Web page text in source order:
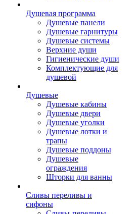
Душевая программа
Душевые панели
Душевые гарнитуры
Душевые системы
Верхние души
Гигиенические души
Комплектующие для
душевой
Душевые
Душевые кабины
Душевые двери
Душевые уголки
Душевые лотки и
трапы
Душевые поддоны
Душевые
ограждения
Шторки для ванны
Сливы переливы и
сифоны